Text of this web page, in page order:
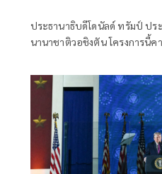
ประธานาธิบดีโดนัลด์ ทรัมป์ ป
นานาชาติวอชิงตัน โครงการนี้ค